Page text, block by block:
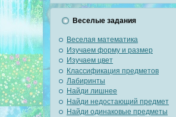
Веселые задания
Веселая математика
Изучаем форму и размер
Изучаем цвет
Классификация предметов
Лабиринты
Найди лишнее
Найди недостающий предмет
Найди одинаковые предметы